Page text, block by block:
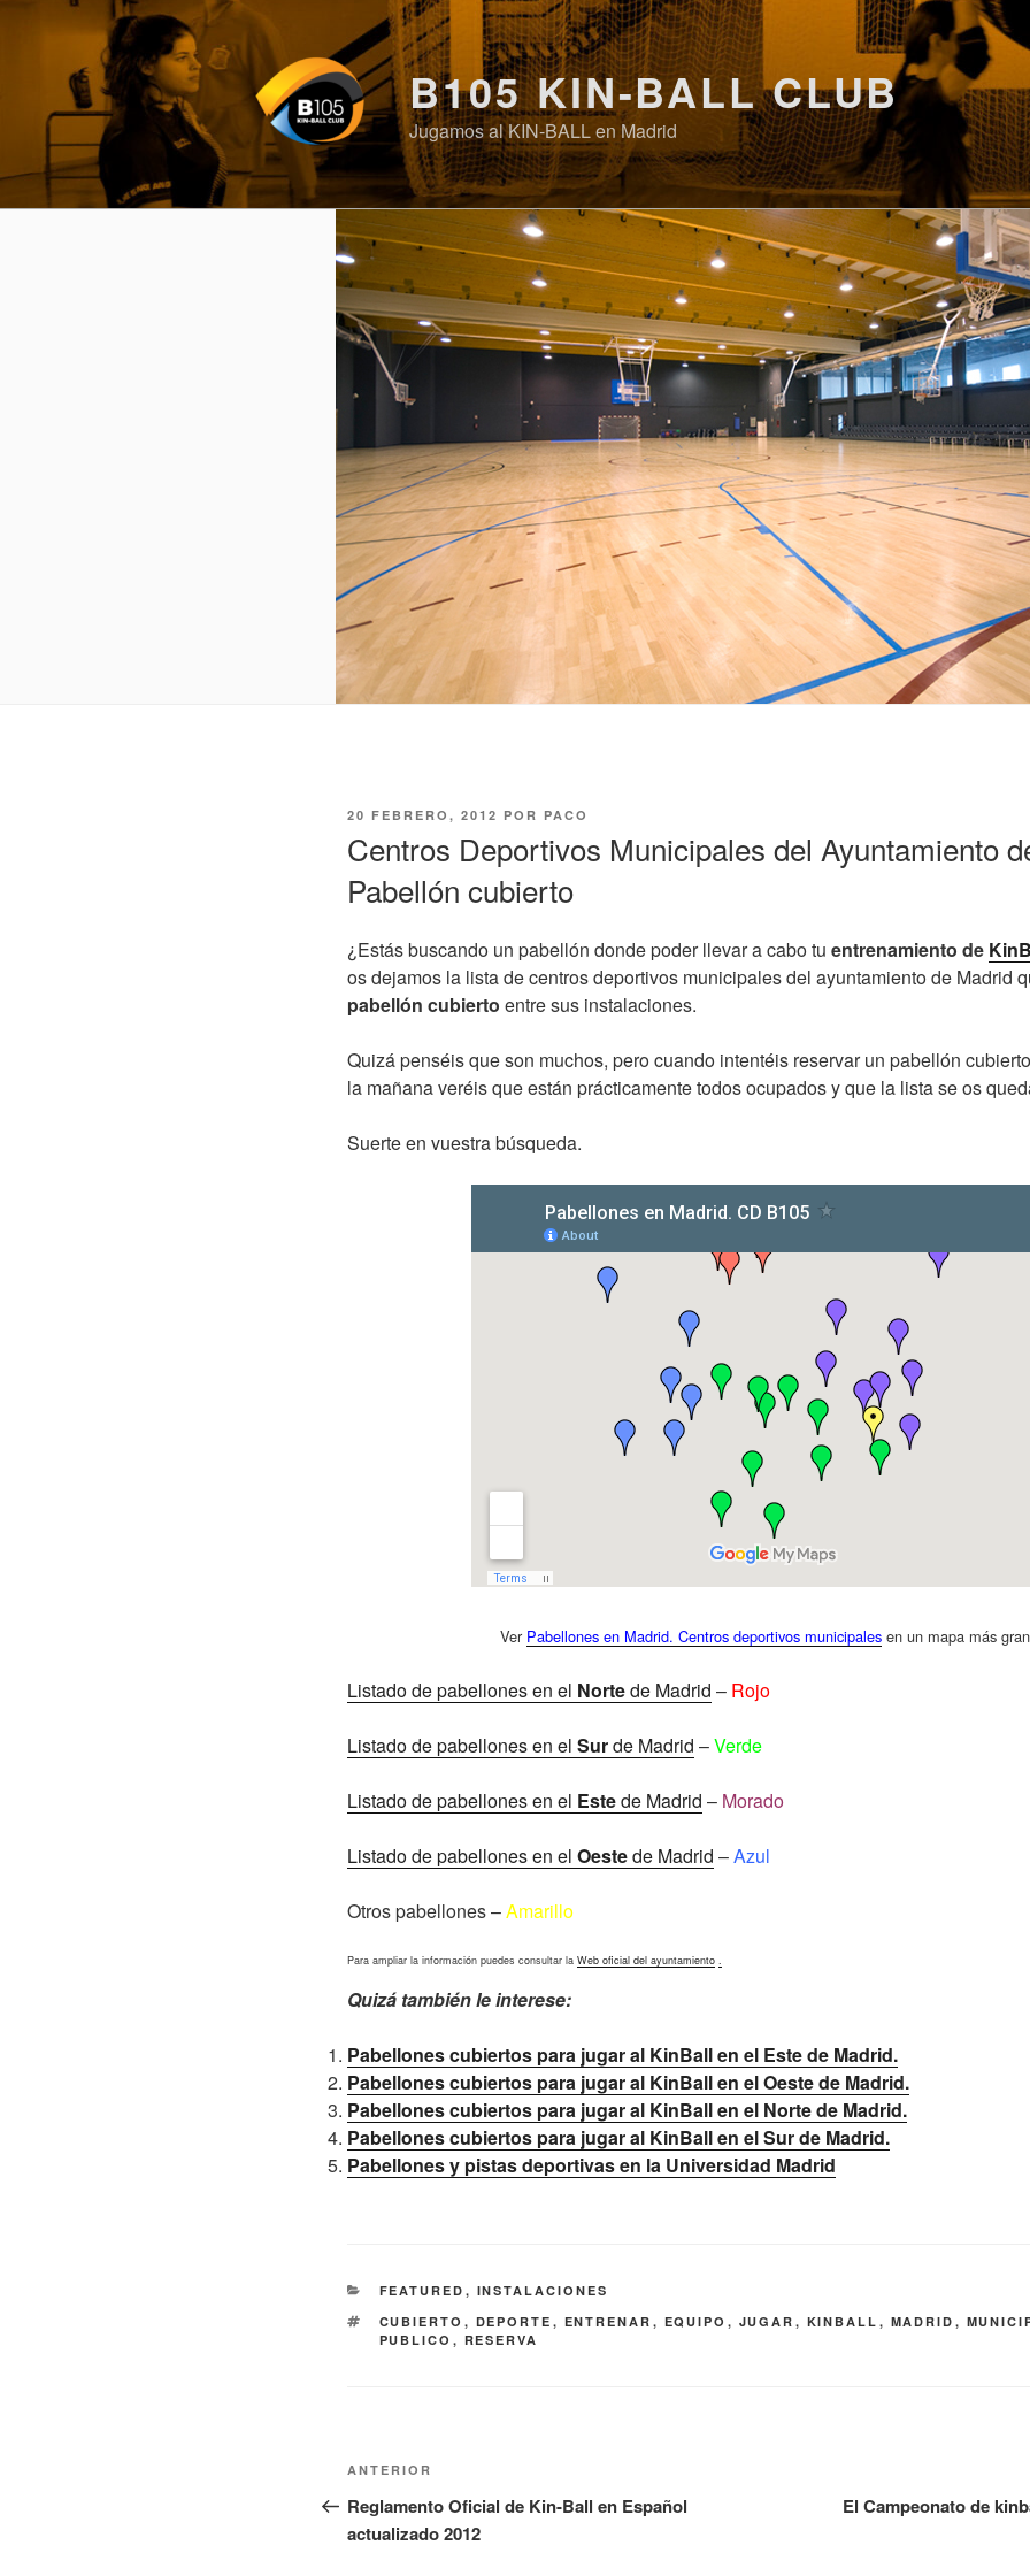
Saltar
contenido
B105 KIN-BALL CLUB
Jugamos al KIN-BALL en Madrid
PUBLICADO
20 FEBRERO, 2012 POR PACO
Centros Deportivos Municipales del Ayuntamiento
Pabellón cubierto
¿Estás buscando un pabellón donde poder llevar a cabo tu entrenamiento de
os dejamos la lista de centros deportivos municipales del ayuntamiento de Madrid
pabellón cubierto entre sus instalaciones.
Quizá penséis que son muchos, pero cuando intentéis reservar un pabellón
la mañana veréis que están prácticamente todos ocupados y que la lista se os
Suerte en vuestra búsqueda.
Ver Pabellones en Madrid. Centros deportivos municipalesen un mapa más
Listado de pabellones en el Nortede Madrid – Rojo
Listado de pabellones en el Surde Madrid –Verde
Listado de pabellones en el Estede Madrid – Morado
Listado de pabellones en el Oestede Madrid –Azul
Otros pabellones –Amarillo
Para ampliar la información puedes consultar la Web oficial del ayuntamiento .
Quizá también le interese:
Pabellones cubiertos para jugar al KinBall en el Este de Madrid.
Pabellones cubiertos para jugar al KinBall en el Oeste de Madrid.
Pabellones cubiertos para jugar al KinBall en el Norte de Madrid.
Pabellones cubiertos para jugar al KinBall en el Sur de Madrid.
Pabellones y pistas deportivas en la Universidad Madrid
CATEGORÍAS
FEATURED , INSTALACIONES
ETIQUETAS
CUBIERTO , DEPORTE , ENTRENAR , EQUIPO , JUGAR , KINBALL , MADRID ,
PUBLICO , RESERVA
Navegación
de
entradas
Entrada
anterior:
ANTERIOR
Reglamento Oficial de Kin-Ball en Español
actualizado 2012
El Campeonato de